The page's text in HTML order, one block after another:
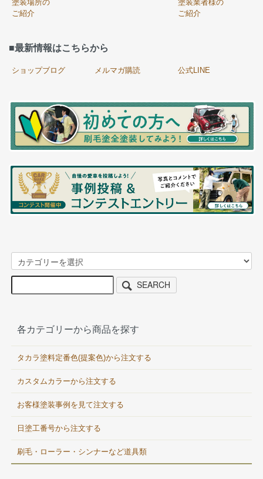
塗装場所の
ご紹介
塗装業者様の
ご紹介
■最新情報はこちらから
ショップブログ メルマガ購読 公式LINE
SEARCH
各カテゴリーから商品を探す
タカラ塗料定番色(提案色)から注文する
カスタムカラーから注文する
お客様塗装事例を見て注文する
日塗工番号から注文する
刷毛・ローラー・シンナーなど道具類